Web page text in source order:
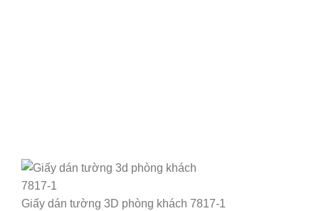
Giấy dán tường 3D phòng khách 7817-1